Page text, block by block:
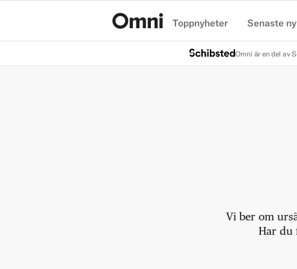
Toppnyheter Senaste
Omni är en del av
Vi ber om
Har du